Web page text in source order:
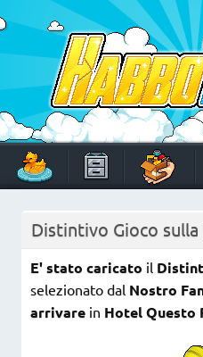
to
content
Un viaggio di pixel!
Distintivo Gioco
E' stato caricato il
selezionato dal Nostro
arrivare in HotelQuesto